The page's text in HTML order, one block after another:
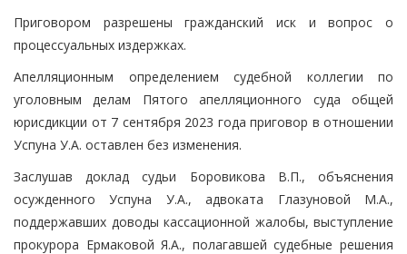
Приговором разрешены гражданский иск и вопрос о
процессуальных издержках.
Апелляционным определением судебной коллегии по
уголовным делам Пятого апелляционного суда общей
юрисдикции от 7 сентября 2023 года приговор в отношении
Успуна У.А. оставлен без изменения.
Заслушав доклад судьи Боровикова В.П., объяснения
осужденного Успуна У.А., адвоката Глазуновой М.А.,
поддержавших доводы кассационной жалобы, выступление
прокурора Ермаковой Я.А., полагавшей судебные решения